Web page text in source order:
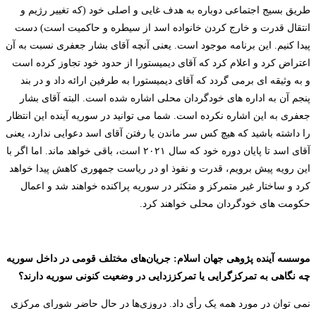
طریق بسیج اجتماعی دوباره به هدف غایی و اصلی خود (که تغییر رژیم و
انتقال قدرت و خارج کردن خانواده اسد از سیطره و حاکمیت است) دست
پیدا کنیم. این برنامه موجود است. یعنی آنچه آقای بشار جعفری نسبت به آن
اعتراض کرد و اعلام کرد که آقای دیمیستورا از حدود خود تجاوز کرده است
و به وثیقه ای برمی گردد که آقای دیمیستورا به طرفین ارائه داد و در بند
پنجم آن به اداره های خودگردان محلی اشاره شده است. البته آقای بشار
جعفری به این اشاره نکرده است. شما می توانید در سوریه آینده این انتظار
را داشته باشید که هیچ کس سر ماندن یا رفتن آقای اسد دعوایی ندارد، یعنی
آقای اسد تا پایان دوره خود که سال ۲۰۲۱ است، باقی خواهد ماند. اما اگر با
این رویه پیش برویم، قدرت و نفوذ او در ریاست جمهوری کاهش پیدا خواهد
کرد و ساختار غیر متمرکز و متکثر در سوریه پراکنده خواهند شد و اعمال
حکومت های خودگردان محلی خواهند کرد.
موسسه آینده پژوهی جهان اسلام: جریان‌های مختلف قومی در داخل سوریه
چه نگاهی به تمرکزگرایی یا تمرکززدایی در وضعیت کنونی سوریه دارند؟
نمی توان در مورد همه یک رأی داد. دروزی‌ها در حال حاضر شورای مرکزی